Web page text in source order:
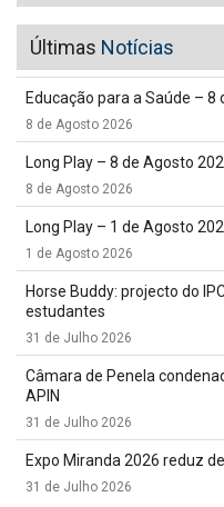
Últimas Notícias
Educação para a Saúde – 8
8 de Agosto 2026
Long Play – 8 de Agosto
8 de Agosto 2026
Long Play – 1 de Agosto
1 de Agosto 2026
Horse Buddy: projecto do
estudantes
31 de Julho 2026
Câmara de Penela
APIN
31 de Julho 2026
Expo Miranda 2026 reduz
31 de Julho 2026